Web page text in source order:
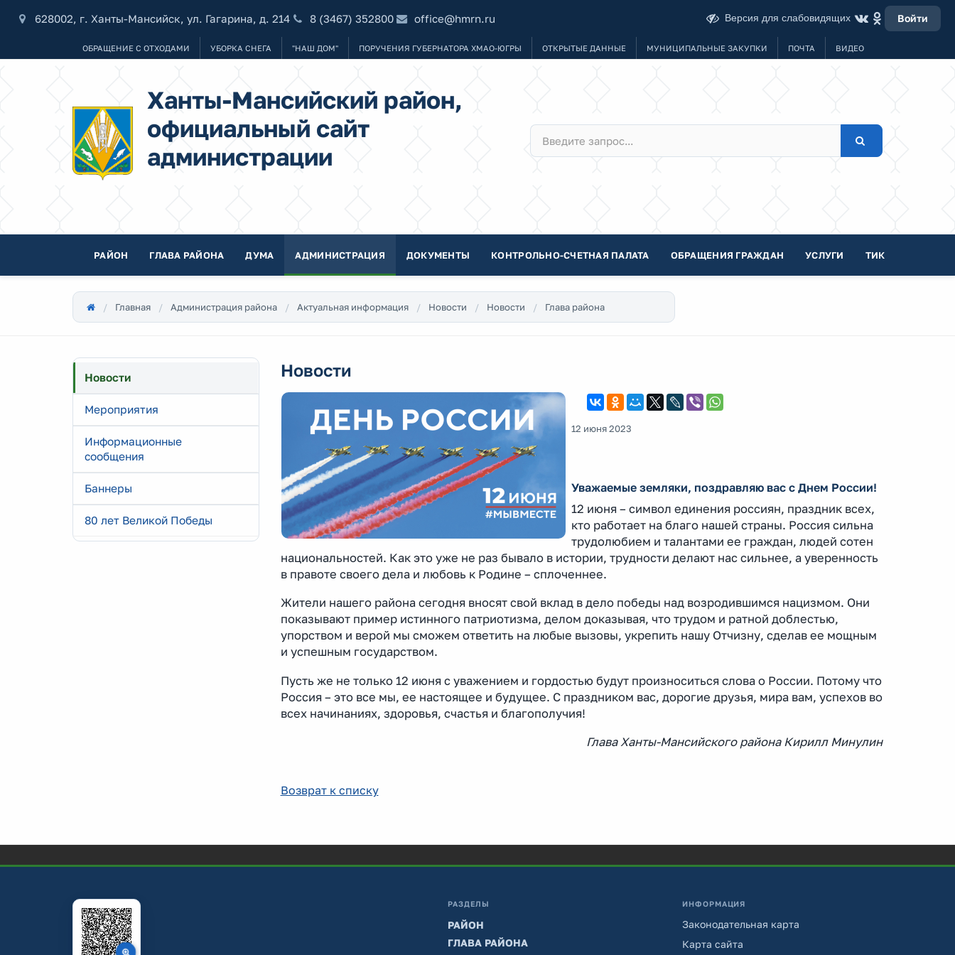
628002, г. Ханты-Мансийск, ул. Гагарина, д. 214 8 (3467) 352800 office@hmrn.ru Версия для слабовидящих Войти
ОБРАЩЕНИЕ С ОТХОДАМИ УБОРКА СНЕГА "НАШ ДОМ" ПОРУЧЕНИЯ ГУБЕРНАТОРА ХМАО-ЮГРЫ ОТКРЫТЫЕ ДАННЫЕ МУНИЦИПАЛЬНЫЕ ЗАКУПКИ ПОЧТА ВИДЕО
Ханты-Мансийский район,
официальный сайт
администрации
РАЙОН ГЛАВА РАЙОНА ДУМА АДМИНИСТРАЦИЯ ДОКУМЕНТЫ КОНТРОЛЬНО-СЧЕТНАЯ ПАЛАТА ОБРАЩЕНИЯ ГРАЖДАН УСЛУГИ ТИК
Главная Администрация района Актуальная информация Новости Новости Глава района
Новости
Мероприятия
Информационные
сообщения
Баннеры
80 лет Великой Победы
Новости
12 июня 2023
Уважаемые земляки, поздравляю вас с Днем России!
12 июня – символ единения россиян, праздник всех,
кто работает на благо нашей страны. Россия сильна
трудолюбием и талантами ее граждан, людей сотен
национальностей. Как это уже не раз бывало в истории, трудности делают нас сильнее, а уверенность
в правоте своего дела и любовь к Родине – сплоченнее.
Жители нашего района сегодня вносят свой вклад в дело победы над возродившимся нацизмом. Они
показывают пример истинного патриотизма, делом доказывая, что трудом и ратной доблестью,
упорством и верой мы сможем ответить на любые вызовы, укрепить нашу Отчизну, сделав ее мощным
и успешным государством.
Пусть же не только 12 июня с уважением и гордостью будут произноситься слова о России. Потому что
Россия – это все мы, ее настоящее и будущее. С праздником вас, дорогие друзья, мира вам, успехов во
всех начинаниях, здоровья, счастья и благополучия!
Глава Ханты-Мансийского района Кирилл Минулин
Возврат к списку
РАЗДЕЛЫ
РАЙОН
ГЛАВА РАЙОНА
ИНФОРМАЦИЯ
Законодательная карта
Карта сайта